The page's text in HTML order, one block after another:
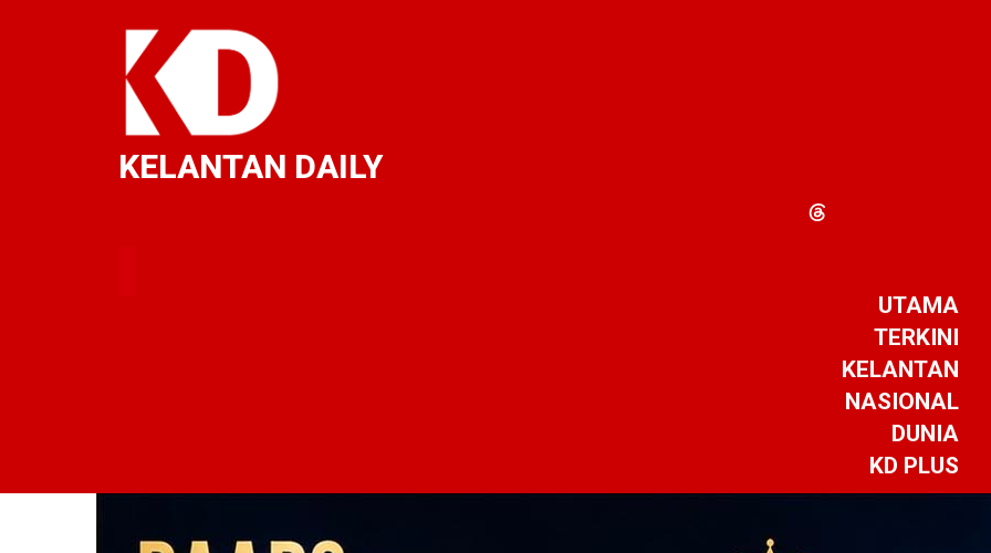
KELANTAN DAILY
UTAMA
TERKINI
KELANTAN
NASIONAL
DUNIA
KD PLUS